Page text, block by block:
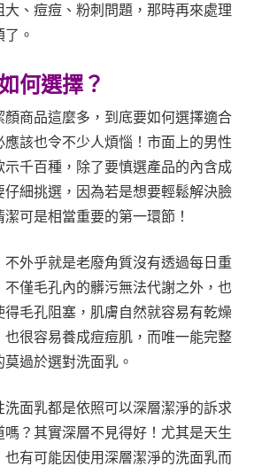
大、痘痘、粉刺問題，那時再來處理
。
何選擇？
商品這麼多，到底要如何選擇適合
應該也令不少人煩惱！市面上的男性
千百種，除了要慎選產品的內含成
細挑選，因為若是想要輕鬆解決臉
可是相當重要的第一環節！
外乎就是老廢角質沒有透過每日重
僅毛孔內的髒污無法代謝之外，也
得毛孔阻塞，肌膚自然就容易有乾燥
也很容易養成痘痘肌，而唯一能完整
過於選對洗面乳。
面乳都是依照可以深層潔淨的訴求
？其實深層不見得好！尤其是天生
也有可能因使用深層潔淨的洗面乳而